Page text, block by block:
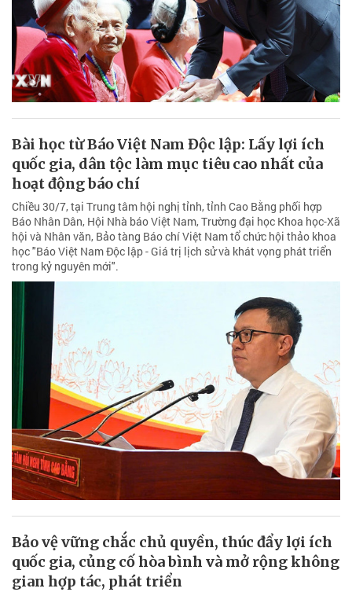
Bài học từ Báo Việt Nam Độc lập: Lấy lợi ích
quốc gia, dân tộc làm mục tiêu cao nhất của
hoạt động báo chí
Chiều 30/7, tại Trung tâm hội nghị tỉnh, tỉnh Cao Bằng phối hợp
Báo Nhân Dân, Hội Nhà báo Việt Nam, Trường đại học Khoa học-Xã
hội và Nhân văn, Bảo tàng Báo chí Việt Nam tổ chức hội thảo khoa
học "Báo Việt Nam Độc lập - Giá trị lịch sử và khát vọng phát triển
trong kỷ nguyên mới".
Bảo vệ vững chắc chủ quyền, thúc đẩy lợi ích
quốc gia, củng cố hòa bình và mở rộng không
gian hợp tác, phát triển